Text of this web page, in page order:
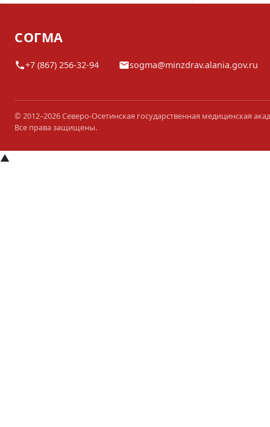
СОГМА
+7 (867) 256-32-94 sogma@minzdrav.alania.gov.ru
© 2012–2026 Северо-Осетинская государственная медицинская
Все права защищены.
▲